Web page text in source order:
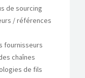
de sourcing
/ références
fournisseurs
chaînes
de fils